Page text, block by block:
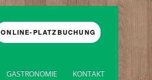
ONLINE-PLATZBUCHUNG
GASTRONOMIE KONTAKT